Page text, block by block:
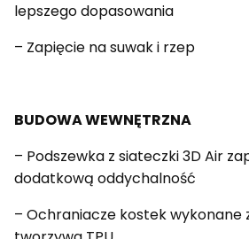
lepszego dopasowania
– Zapięcie na suwak i rzep
BUDOWA WEWNĘTRZNA
– Podszewka z siateczki 3D Air
dodatkową oddychalność
– Ochraniacze kostek wykonane